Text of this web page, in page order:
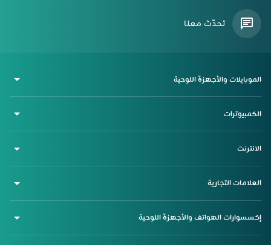
تحدّث معنا
الموبايلات والأجهزة اللوحية
الكمبيوترات
الانترنت
العلامات التجارية
إكسسوارات الهواتف والأجهزة اللوحية